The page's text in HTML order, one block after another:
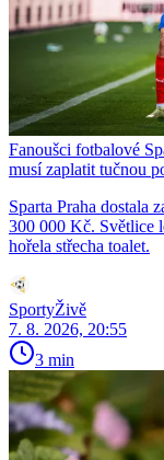
Fanoušci fotbalové
musí zaplatit tučnou
Sparta Praha dostala
300 000 Kč. Světlice
hořela střecha toalet.
SportyŽivě
7. 8. 2026, 20:55
3 min